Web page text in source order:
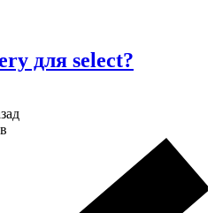
для select?